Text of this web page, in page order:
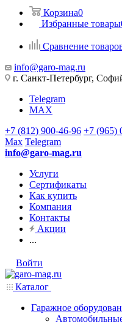
Корзина0
Избранные товары
Сравнение
info@garo-mag.ru
г. Санкт-Петербург,
Telegram
MAX
+7 (812) 900-46-96 +7 (965)
Max Telegram
info@garo-mag.ru
Услуги
Сертификаты
Как купить
Компания
Контакты
Акции
...
Войти
Каталог
Гаражное